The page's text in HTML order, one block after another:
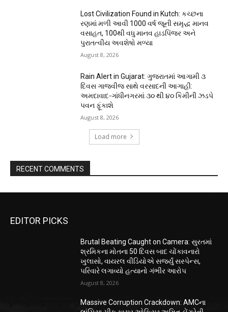
Lost Civilization Found in Kutch: કચ્છના
રણમાં મળી આવી 1000 વર્ષ જૂની સમૃદ્ધ માનવ
વસાહત, 100થી વધુ માનવ હાડપિંજર અને
પુરાતત્વીય અવશેષો મળ્યા
August 8, 2026
Rain Alert in Gujarat: ગુજરાતમાં આગામી ૩
દિવસ ગાજવીજ સાથે વરસાદની આગાહી:
અમદાવાદ-ગાંધીનગરમાં ૩૦ થી ૪૦ કિમીની ઝડપે
પવન ફૂંકાશે
August 8, 2026
Load more
RECENT COMMENTS
EDITOR PICKS
Brutal Beating Caught on Camera: સુરતમાં
શ્રમિકના મોતના 50 દિવસ બાદ ચોંકાવનારો
ખુલાસો, વાયરલ વીડિયોએ સર્જ્યું સસ્પેન્સ,
પરિવારે લગાવ્યો હત્યાનો ગંભીર આરોપ
August 8, 2026
Massive Corruption Crackdown: AMCના